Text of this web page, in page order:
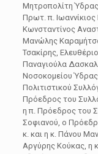
Μητροπολίτη Ύδρας
Πρωτ. π.
Κωνσταντίνος
Μανώλης
Τσακίρης,
Παναγιούλα
Νοσοκομείου
Πολιτιστικού
Πρόεδρος του
η π. Πρόεδρος του
Σοφιανού, ο
κ. και η κ. Πάνου
Αργύρης Κούκας, η